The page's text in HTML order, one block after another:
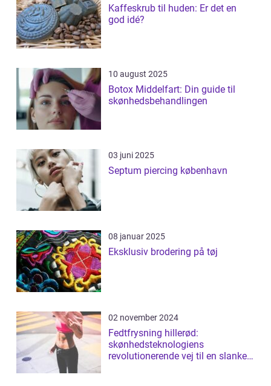
Kaffeskrub til huden: Er det en
god idé?
10 august 2025
Botox Middelfart: Din guide til
skønhedsbehandlingen
03 juni 2025
Septum piercing københavn
08 januar 2025
Eksklusiv brodering på tøj
02 november 2024
Fedtfrysning hillerød:
skønhedsteknologiens
revolutionerende vej til en slankere